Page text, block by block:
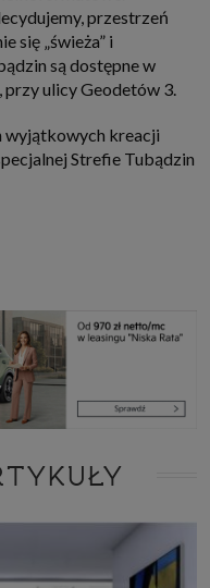
przestrzeń
się „świeża” i
są dostępne w
przy ulicy Geodetów 3.
wyjątkowych kreacji
Strefie Tubądzin